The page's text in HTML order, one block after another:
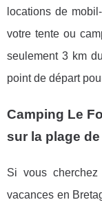
locations de
votre tente ou
seulement 3 km
point de départ
Camping Le
sur la plage
Si vous
vacances en